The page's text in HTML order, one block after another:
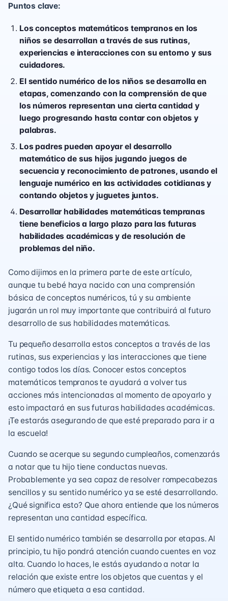
Puntos clave:
Los conceptos matemáticos tempranos en los
niños se desarrollan a través de sus rutinas,
experiencias e interacciones con su entorno y sus
cuidadores.
El sentido numérico de los niños se desarrolla en
etapas, comenzando con la comprensión de que
los números representan una cierta cantidad y
luego progresando hasta contar con objetos y
palabras.
Los padres pueden apoyar el desarrollo
matemático de sus hijos jugando juegos de
secuencia y reconocimiento de patrones, usando el
lenguaje numérico en las actividades cotidianas y
contando objetos y juguetes juntos.
Desarrollar habilidades matemáticas tempranas
tiene beneficios a largo plazo para las futuras
habilidades académicas y de resolución de
problemas del niño.
Como dijimos en la primera parte de este artículo,
aunque tu bebé haya nacido con una comprensión
básica de conceptos numéricos, tú y su ambiente
jugarán un rol muy importante que contribuirá al futuro
desarrollo de sus habilidades matemáticas.
Tu pequeño desarrolla estos conceptos a través de las
rutinas, sus experiencias y las interacciones que tiene
contigo todos los días. Conocer estos conceptos
matemáticos tempranos te ayudará a volver tus
acciones más intencionadas al momento de apoyarlo y
esto impactará en sus futuras habilidades académicas.
¡Te estarás asegurando de que esté preparado para ir a
la escuela!
Cuando se acerque su segundo cumpleaños, comenzarás
a notar que tu hijo tiene conductas nuevas.
Probablemente ya sea capaz de resolver rompecabezas
sencillos y su sentido numérico ya se esté desarrollando.
¿Qué significa esto? Que ahora entiende que los números
representan una cantidad específica.
El sentido numérico también se desarrolla por etapas. Al
principio, tu hijo pondrá atención cuando cuentes en voz
alta. Cuando lo haces, le estás ayudando a notar la
relación que existe entre los objetos que cuentas y el
número que etiqueta a esa cantidad.